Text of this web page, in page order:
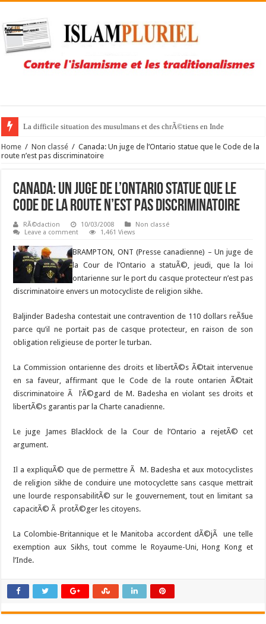
La difficile situation des musulmans et des chrÃ©tiens en Inde
Home / Non classé / Canada: Un juge de l’Ontario statue que le Code de la
route n’est pas discriminatoire
Canada: Un juge de l’Ontario statue que le
Code de la route n’est pas discriminatoire
RÃ©daction 10/03/2008
Non classé
Leave a comment
1,461 Views
BRAMPTON, ONT (Presse canadienne) – Un juge de
la Cour de l’Ontario a statuÃ©, jeudi, que la loi
ontarienne sur le port du casque protecteur n’est pas
discriminatoire envers un motocycliste de religion sikhe.
Baljinder Badesha contestait une contravention de 110 dollars reÃ§ue
parce qu’il ne portait pas de casque protecteur, en raison de son
obligation religieuse de porter le turban.
La Commission ontarienne des droits et libertÃ©s Ã©tait intervenue
en sa faveur, affirmant que le Code de la route ontarien Ã©tait
discriminatoire Ã l’Ã©gard de M. Badesha en violant ses droits et
libertÃ©s garantis par la Charte canadienne.
Le juge James Blacklock de la Cour de l’Ontario a rejetÃ© cet
argument.
Il a expliquÃ© que de permettre Ã M. Badesha et aux motocyclistes
de religion sikhe de conduire une motocyclette sans casque mettrait
une lourde responsabilitÃ© sur le gouvernement, tout en limitant sa
capacitÃ© Ã protÃ©ger les citoyens.
La Colombie-Britannique et le Manitoba accordent dÃ©jÃ une telle
exemption aux Sikhs, tout comme le Royaume-Uni, Hong Kong et
l’Inde.